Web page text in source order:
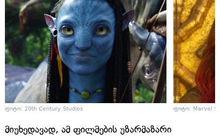
ფოტო: 20th Century Studios ფოტო: Marvel
მიუხედავად, ამ ფილმების უზარმაზარი